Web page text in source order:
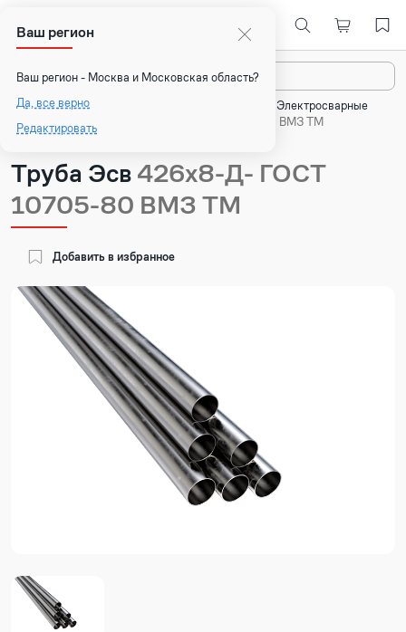
Ваш регион
Ваш регион - Москва и Московская область?
Да, все верно
Редактировать
Назад
Главная
Каталог
Электросварные
трубы
Труба Эсв 426х8-Д- ГОСТ 10705-80 ВМЗ ТМ
Труба Эсв 426х8-Д- ГОСТ
10705-80 ВМЗ ТМ
Добавить в избранное